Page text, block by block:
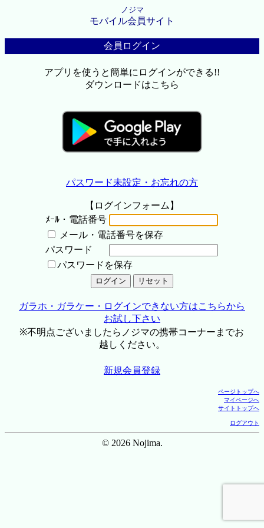
ノジマ
モバイル会員サイト
会員ログイン
アプリを使うと簡単にログインができる!!
ダウンロードはこちら
パスワード未設定・お忘れの方
【ログインフォーム】
ﾒｰﾙ・電話番号
メール・電話番号を保存
パスワード
パスワードを保存
ガラホ・ガラケー・ログインできない方はこちらから
お試し下さい
※不明点ございましたらノジマの携帯コーナーまでお
越しください。
新規会員登録
ページトップへ
マイページへ
サイトトップへ
ログアウト
© 2026 Nojima.